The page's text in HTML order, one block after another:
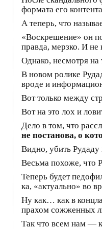
формата его
А теперь, что
«Воскрешение» он
правда, мерзко. И не
Однако, несмотря
В новом ролике
вроде и
Вот только между
Вот на это лох и
Дело в том, что
не постанова, о
Видно, убить Рудаду
Весьма похоже, что
Теперь будет
ка, «актуально» во
Ну как… как в
прахом сожженных
Так что всем нам —